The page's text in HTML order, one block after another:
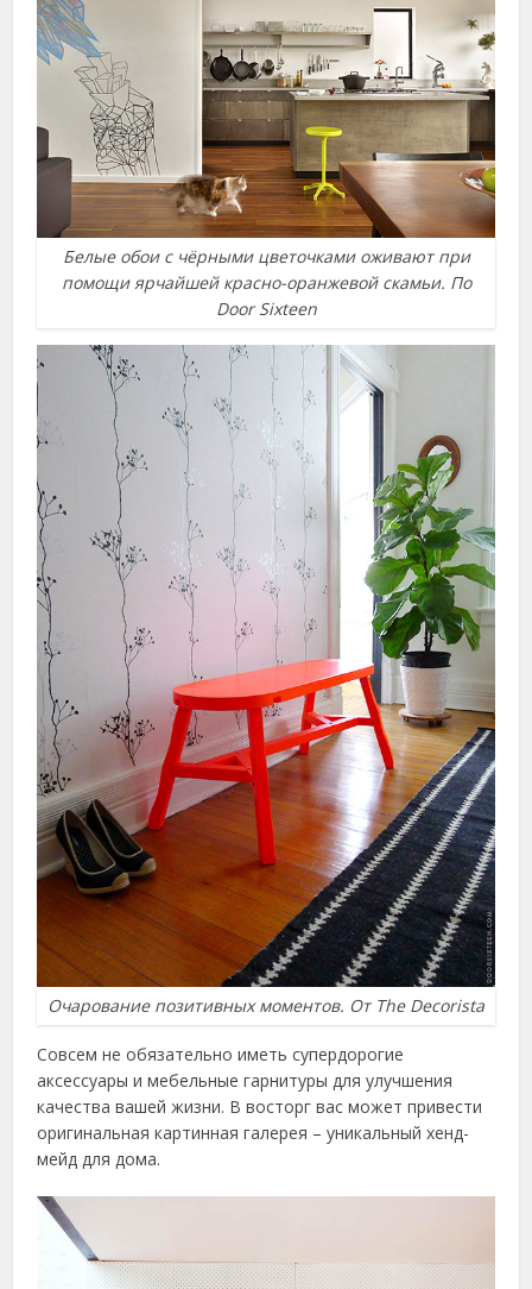
Белые обои с чёрными цветочками оживают при
помощи ярчайшей красно-оранжевой скамьи. По
Door Sixteen
Очарование позитивных моментов. От The Decorista
Совсем не обязательно иметь супердорогие
аксессуары и мебельные гарнитуры для улучшения
качества вашей жизни. В восторг вас может привести
оригинальная картинная галерея – уникальный хенд-
мейд для дома.